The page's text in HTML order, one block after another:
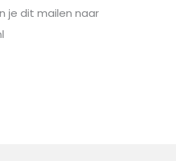
je dit mailen naar